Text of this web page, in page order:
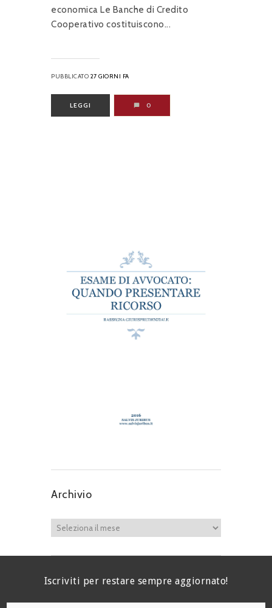
economica Le Banche di Credito
Cooperativo costituiscono...
PUBBLICATO 27 GIORNI FA
LEGGI 0
Archivio
Iscriviti per restare sempre aggiornato!